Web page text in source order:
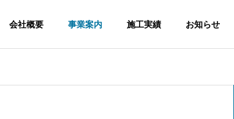
会社概要 事業案内 施工実績 お知らせ